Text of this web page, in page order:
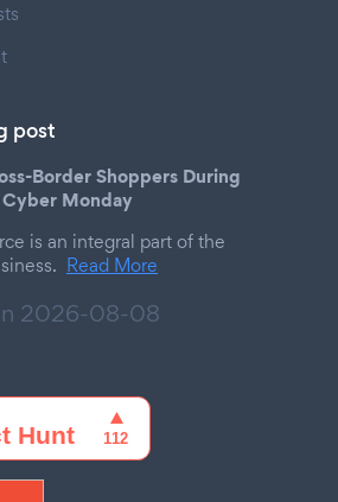
post
Border Shoppers During
Monday
is an integral part of the
Read More
2026-08-08